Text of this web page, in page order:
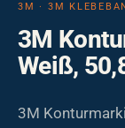
3M · 3M
3M
Weiß,
3M